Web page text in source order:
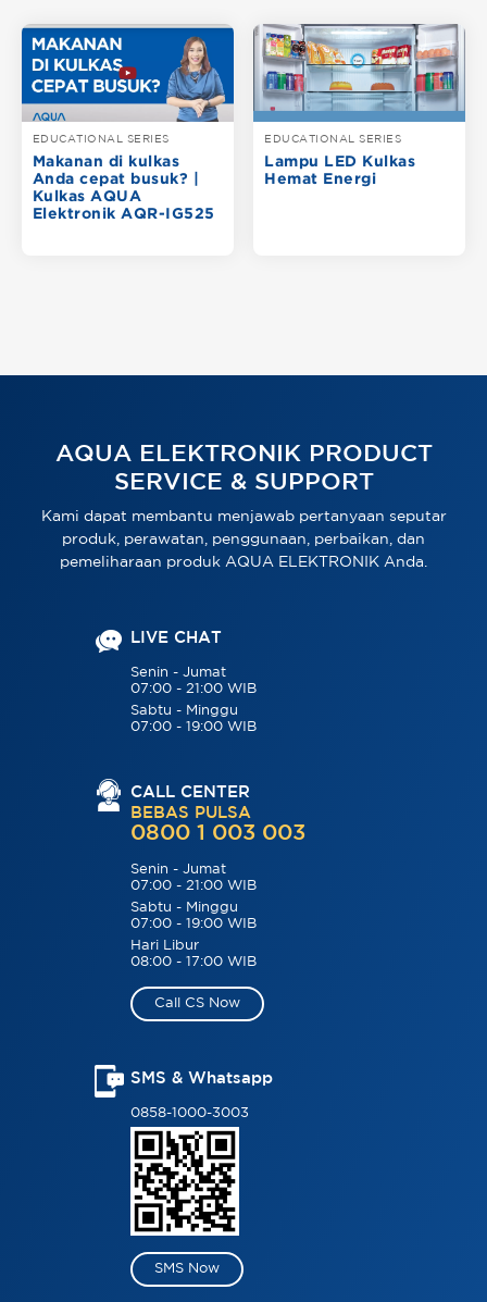
EDUCATIONAL SERIES
Makanan di kulkas
Anda cepat busuk? |
Kulkas AQUA
Elektronik AQR-IG525
EDUCATIONAL SERIES
Lampu LED Kulkas
Hemat Energi
AQUA ELEKTRONIK PRODUCT
SERVICE & SUPPORT
Kami dapat membantu menjawab pertanyaan seputar
produk, perawatan, penggunaan, perbaikan, dan
pemeliharaan produk AQUA ELEKTRONIK Anda.
LIVE CHAT
Senin - Jumat
07:00 - 21:00 WIB
Sabtu - Minggu
07:00 - 19:00 WIB
CALL CENTER
BEBAS PULSA
0800 1 003 003
Senin - Jumat
07:00 - 21:00 WIB
Sabtu - Minggu
07:00 - 19:00 WIB
Hari Libur
08:00 - 17:00 WIB
Call CS Now
SMS & Whatsapp
0858-1000-3003
SMS Now